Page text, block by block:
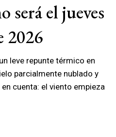
será el jueves
2026
leve repunte térmico en
parcialmente nublado y
cuenta: el viento empieza